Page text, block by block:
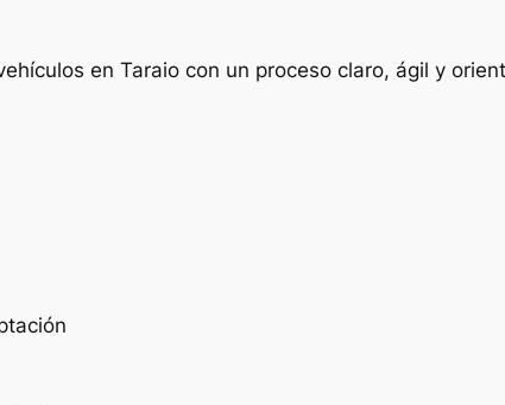
en Taraio con un proceso claro, ágil y